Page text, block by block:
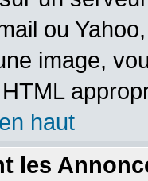
ou
image,
haut
les